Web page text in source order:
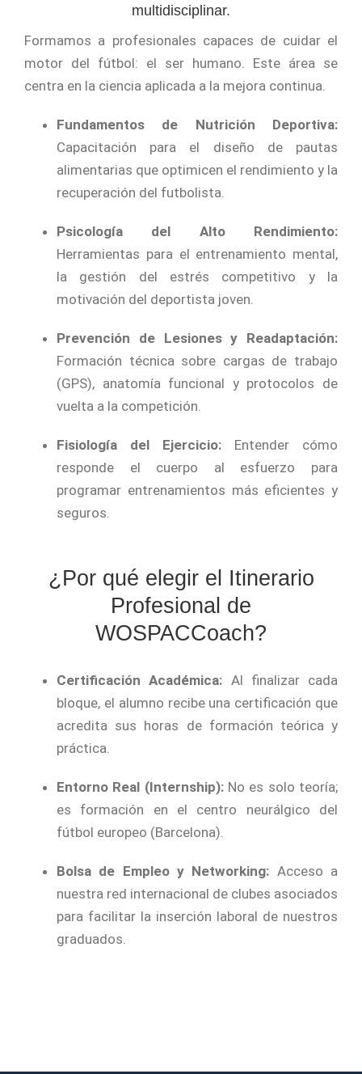
multidisciplinar.
Formamos a profesionales capaces de cuidar el
motor del fútbol: el ser humano. Este área se
centra en la ciencia aplicada a la mejora continua.
Fundamentos de Nutrición Deportiva:
Capacitación para el diseño de pautas
alimentarias que optimicen el rendimiento y la
recuperación del futbolista.
Psicología del Alto Rendimiento:
Herramientas para el entrenamiento mental,
la gestión del estrés competitivo y la
motivación del deportista joven.
Prevención de Lesiones y Readaptación:
Formación técnica sobre cargas de trabajo
(GPS), anatomía funcional y protocolos de
vuelta a la competición.
Fisiología del Ejercicio: Entender cómo
responde el cuerpo al esfuerzo para
programar entrenamientos más eficientes y
seguros.
¿Por qué elegir el Itinerario
Profesional de
WOSPACCoach?
Certificación Académica: Al finalizar cada
bloque, el alumno recibe una certificación que
acredita sus horas de formación teórica y
práctica.
Entorno Real (Internship):No es solo teoría;
es formación en el centro neurálgico del
fútbol europeo (Barcelona).
Bolsa de Empleo y Networking: Acceso a
nuestra red internacional de clubes asociados
para facilitar la inserción laboral de nuestros
graduados.